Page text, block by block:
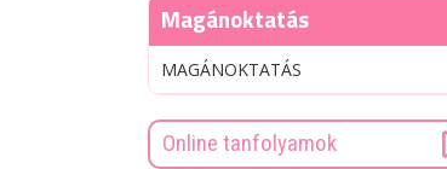
Magánoktatás
MAGÁNOKTATÁS
Online tanfolyamok